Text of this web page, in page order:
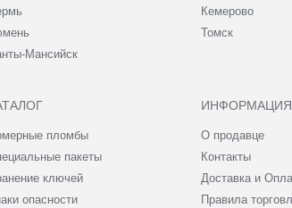
Мансийск
Кемерово
Томск
пломбы
пакеты
ключей
опасности
ИНФОРМАЦИЯ
О продавце
Контакты
Доставка и
Правила